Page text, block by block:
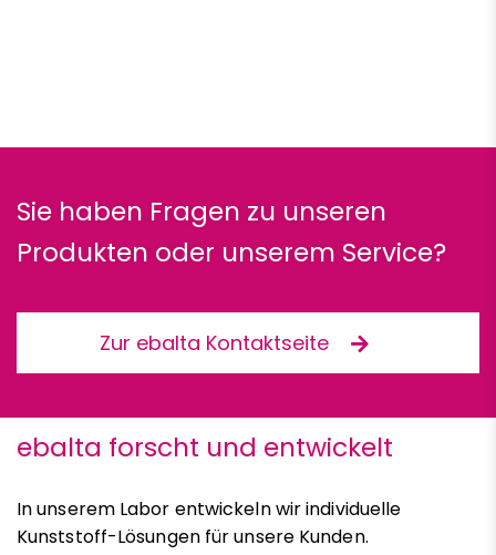
Sie haben Fragen zu unseren
Produkten oder unserem Service?
Zur ebalta Kontaktseite
ebalta forscht und entwickelt
In unserem Labor entwickeln wir individuelle
Kunststoff-Lösungen für unsere Kunden.